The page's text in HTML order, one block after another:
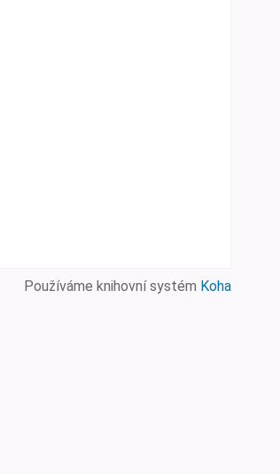
Používáme knihovní systém Koha